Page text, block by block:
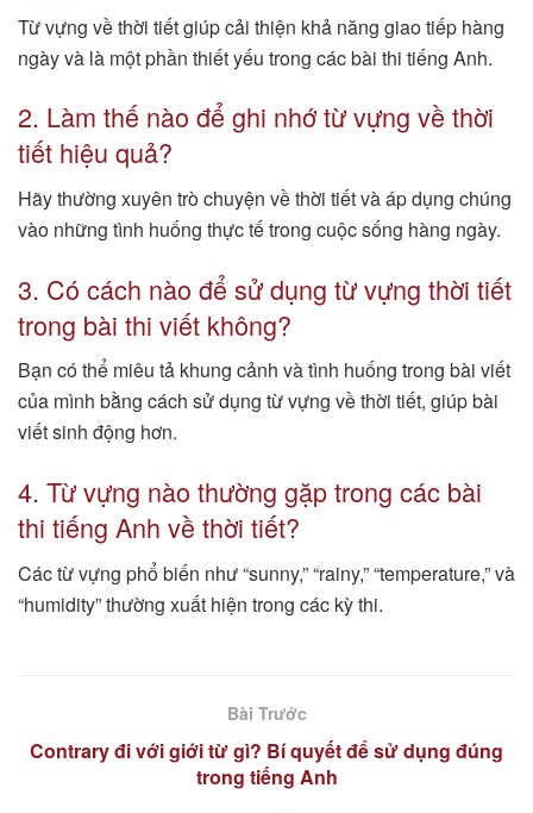
Từ vựng về thời tiết giúp cải thiện khả năng giao tiếp hàng
ngày và là một phần thiết yếu trong các bài thi tiếng Anh.
2. Làm thế nào để ghi nhớ từ vựng về thời
tiết hiệu quả?
Hãy thường xuyên trò chuyện về thời tiết và áp dụng chúng
vào những tình huống thực tế trong cuộc sống hàng ngày.
3. Có cách nào để sử dụng từ vựng thời tiết
trong bài thi viết không?
Bạn có thể miêu tả khung cảnh và tình huống trong bài viết
của mình bằng cách sử dụng từ vựng về thời tiết, giúp bài
viết sinh động hơn.
4. Từ vựng nào thường gặp trong các bài
thi tiếng Anh về thời tiết?
Các từ vựng phổ biến như “sunny,” “rainy,” “temperature,” và
“humidity” thường xuất hiện trong các kỳ thi.
Bài Trước
Contrary đi với giới từ gì? Bí quyết để sử dụng đúng
trong tiếng Anh